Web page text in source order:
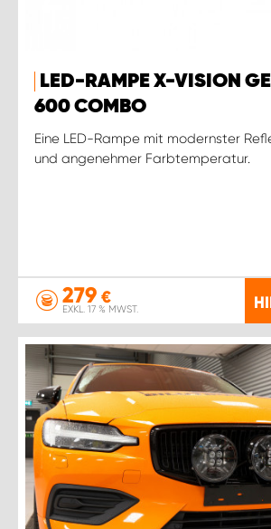
LED-RAMPE X-VISION
600 COMBO
Eine LED-Rampe mit modernster
und angenehmer Farbtemperatur.
279 €
EXKL. 17 % MWST.